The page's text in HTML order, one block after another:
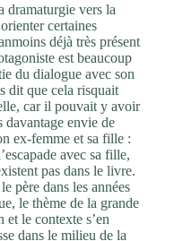
dramaturgie vers la
certaines
déjà très présent
est beaucoup
du dialogue avec son
dit que cela risquait
car il pouvait y avoir
davantage envie de
ex-femme et sa fille :
avec sa fille,
pas dans le livre.
père dans les années
le thème de la grande
et le contexte s’en
dans le milieu de la